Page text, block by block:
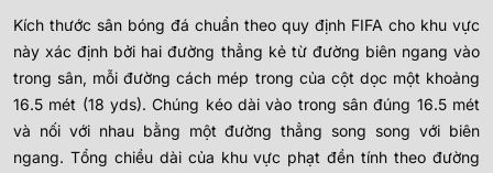
Kích thước sân bóng đá chuẩn theo quy định FIFA cho khu vực
này xác định bởi hai đường thẳng kẻ từ đường biên ngang vào
trong sân, mỗi đường cách mép trong của cột dọc một khoảng
16.5 mét (18 yds). Chúng kéo dài vào trong sân đúng 16.5 mét
và nối với nhau bằng một đường thẳng song song với biên
ngang. Tổng chiều dài của khu vực phạt đền tính theo đường